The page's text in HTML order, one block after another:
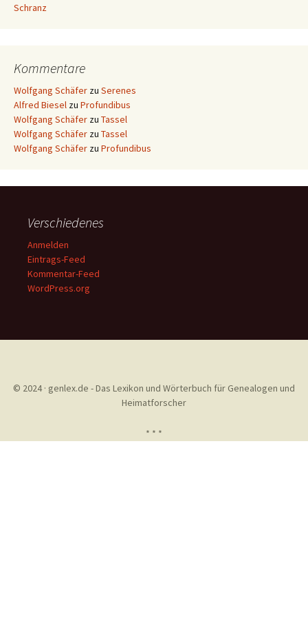
Schranz
Kommentare
Wolfgang Schäfer zu Serenes
Alfred Biesel zu Profundibus
Wolfgang Schäfer zu Tassel
Wolfgang Schäfer zu Tassel
Wolfgang Schäfer zu Profundibus
Verschiedenes
Anmelden
Eintrags-Feed
Kommentar-Feed
WordPress.org
© 2024 · genlex.de - Das Lexikon und Wörterbuch für Genealogen und
Heimatforscher
* * *